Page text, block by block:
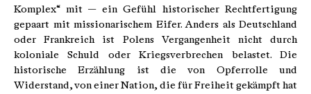
Komplex“ mit — ein Gefühl historischer Rechtfertigung
gepaart mit missionarischem Eifer. Anders als Deutschland
oder Frankreich ist Polens Vergangenheit nicht durch
koloniale Schuld oder Kriegsverbrechen belastet. Die
historische Erzählung ist die von Opferrolle und
Widerstand, von einer Nation, die für Freiheit gekämpft hat